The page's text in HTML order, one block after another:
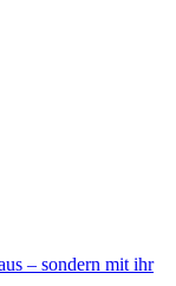
– sondern mit ihr